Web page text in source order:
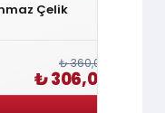
Çelik
₺ 360,00
₺ 306,00